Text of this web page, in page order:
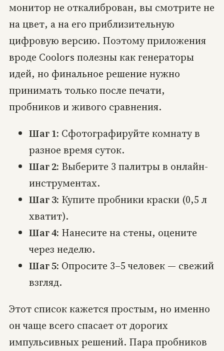
монитор не откалиброван, вы смотрите не
на цвет, а на его приблизительную
цифровую версию. Поэтому приложения
вроде Coolors полезны как генераторы
идей, но финальное решение нужно
принимать только после печати,
пробников и живого сравнения.
Шаг 1: Сфотографируйте комнату в
разное время суток.
Шаг 2: Выберите 3 палитры в онлайн-
инструментах.
Шаг 3: Купите пробники краски (0,5 л
хватит).
Шаг 4: Нанесите на стены, оцените
через неделю.
Шаг 5: Опросите 3–5 человек — свежий
взгляд.
Этот список кажется простым, но именно
он чаще всего спасает от дорогих
импульсивных решений. Пара пробников